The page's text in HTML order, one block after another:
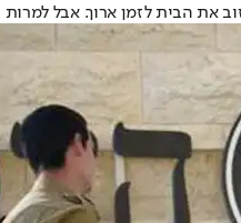
את הבית לזמן ארוך. אבל